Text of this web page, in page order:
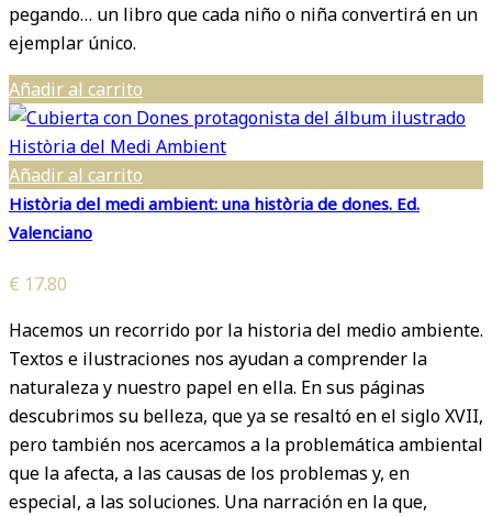
pegando… un libro que cada niño o niña convertirá en un
ejemplar único.
Añadir al carrito
Añadir al carrito
Història del medi ambient: una història de dones. Ed.
Valenciano
€ 17.80
Hacemos un recorrido por la historia del medio ambiente.
Textos e ilustraciones nos ayudan a comprender la
naturaleza y nuestro papel en ella. En sus páginas
descubrimos su belleza, que ya se resaltó en el siglo XVII,
pero también nos acercamos a la problemática ambiental
que la afecta, a las causas de los problemas y, en
especial, a las soluciones. Una narración en la que,